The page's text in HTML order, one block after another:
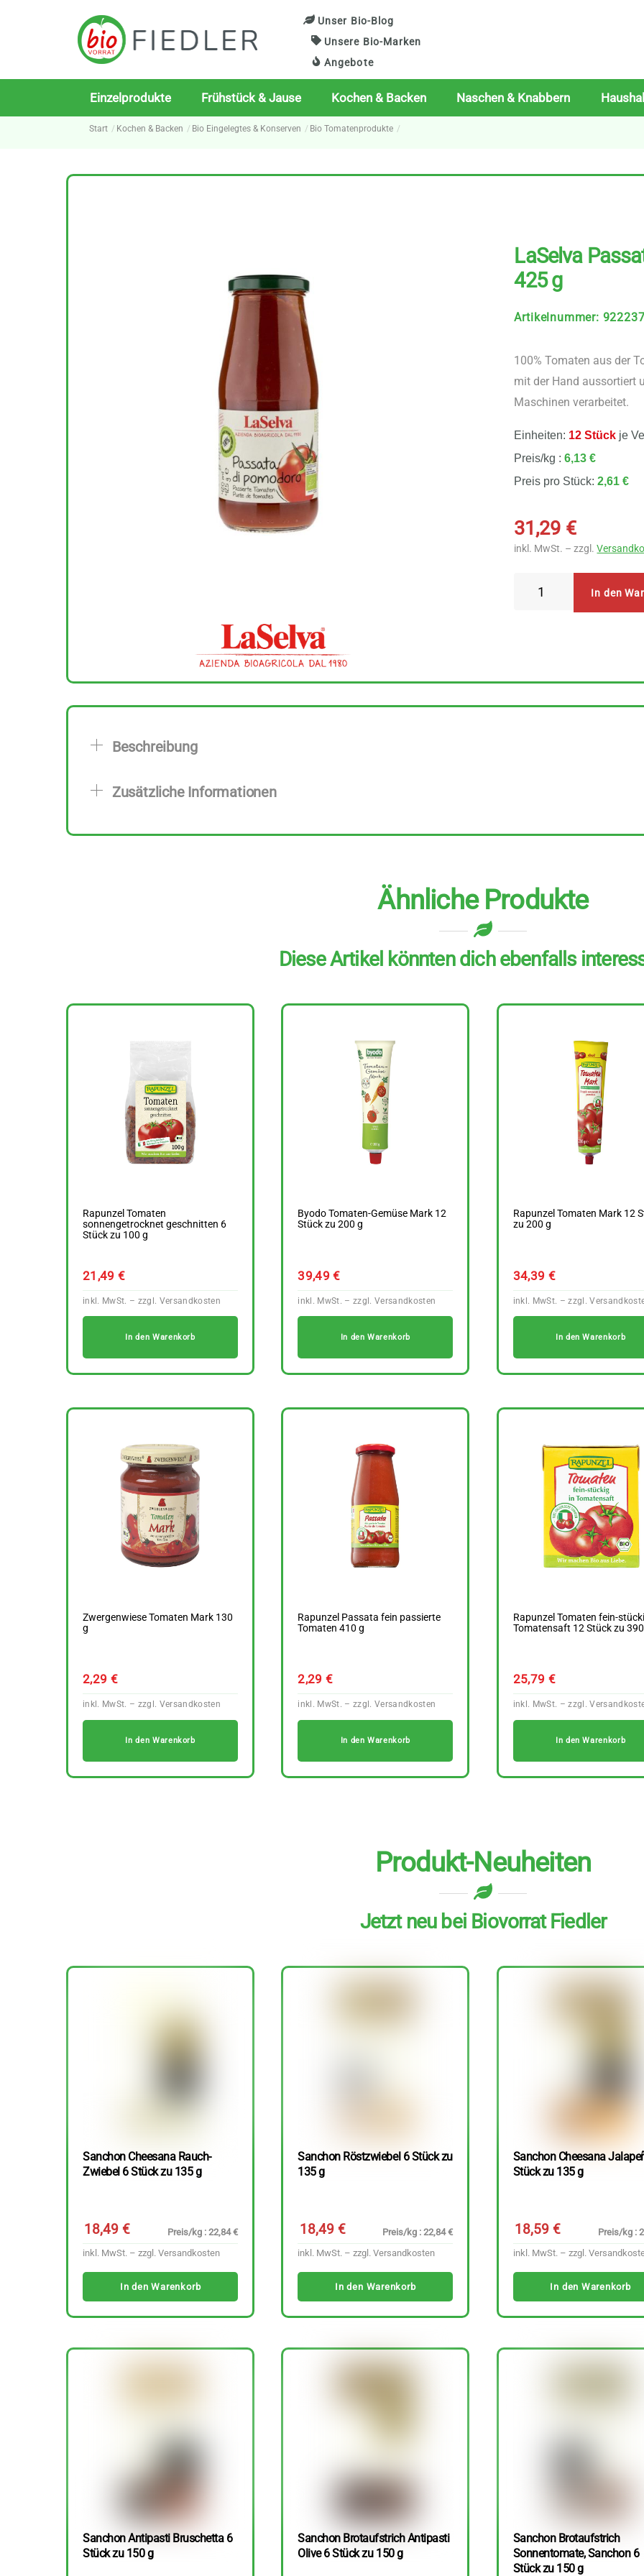
Unser Bio-Blog
Unsere Bio-Marken
Angebote
Einzelprodukte Frühstück & Jause Kochen & Backen Naschen & Knabbern
Start Kochen & Backen Bio Eingelegtes & Konserven Bio Tomatenprodukte
LaSelva
425 g
Artikelnummer:
100% Tomaten aus der
mit der Hand aussortiert
Maschinen verarbeitet.
Einheiten: 12 Stück je
Preis/kg :6,13 €
Preis pro Stück:2,61 €
31,29 €
inkl. MwSt. – zzgl.
Stück
zu
In den
Beschreibung
Zusätzliche Informationen
Ähnliche Produkte
Diese Artikel könnten dich ebenfalls
Rapunzel Tomaten
sonnengetrocknet geschnitten 6
Stück zu 100 g
21,49€
In den Warenkorb
Byodo Tomaten-Gemüse Mark 12
Stück zu 200 g
39,49€
In den Warenkorb
Rapunzel Tomaten Mark 12
zu 200 g
34,39 €
In den Warenkorb
Zwergenwiese Tomaten Mark 130
g
2,29 €
In den Warenkorb
Rapunzel Passata fein passierte
Tomaten 410 g
2,29 €
In den Warenkorb
Rapunzel Tomaten fein-
Tomatensaft 12 Stück zu
25,79 €
In den Warenkorb
Produkt-Neuheiten
Jetzt neu bei Biovorrat Fiedler
Sanchon Cheesana Rauch-
Zwiebel 6 Stück zu 135 g
18,49€
Preis/kg : 22,84 €
inkl. MwSt. – zzgl. Versandkosten
In den Warenkorb
Sanchon Röstzwiebel 6 Stück zu
135 g
18,49 €
Preis/kg : 22,84 €
inkl. MwSt. – zzgl.Versandkosten
In den Warenkorb
Sanchon Cheesana
Stück zu 135 g
18,59 €
Preis/kg :
inkl. MwSt. – zzgl.
In den Warenkorb
Sanchon Antipasti Bruschetta 6
Stück zu 150 g
Sanchon Brotaufstrich Antipasti
Olive 6 Stück zu 150 g
Sanchon Brotaufstrich
Sonnentomate, Sanchon 6
Stück zu 150 g